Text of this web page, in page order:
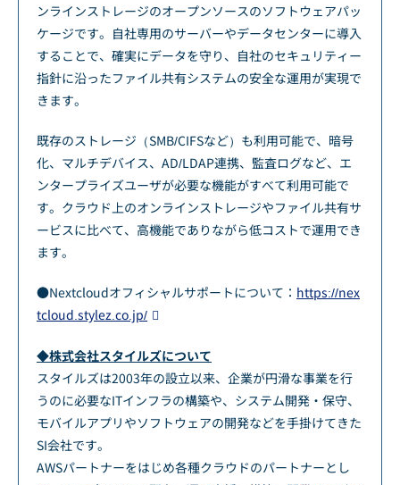
ンラインストレージのオープンソースのソフトウェアパッ
ケージです。自社専用のサーバーやデータセンターに導入
することで、確実にデータを守り、自社のセキュリティー
指針に沿ったファイル共有システムの安全な運用が実現で
きます。
既存のストレージ（SMB/CIFSなど）も利用可能で、暗号
化、マルチデバイス、AD/LDAP連携、監査ログなど、エ
ンタープライズユーザが必要な機能がすべて利用可能で
す。クラウド上のオンラインストレージやファイル共有サ
ービスに比べて、高機能でありながら低コストで運用でき
ます。
●Nextcloudオフィシャルサポートについて： https://nex
tcloud.stylez.co.jp/
◆株式会社スタイルズについて
スタイルズは2003年の設立以来、企業が円滑な事業を行
うのに必要なITインフラの構築や、システム開発・保守、
モバイルアプリやソフトウェアの開発などを手掛けてきた
SI会社です。
AWSパートナーをはじめ各種クラウドのパートナーとし